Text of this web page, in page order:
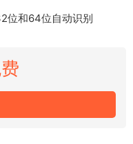
位和64位自动识别